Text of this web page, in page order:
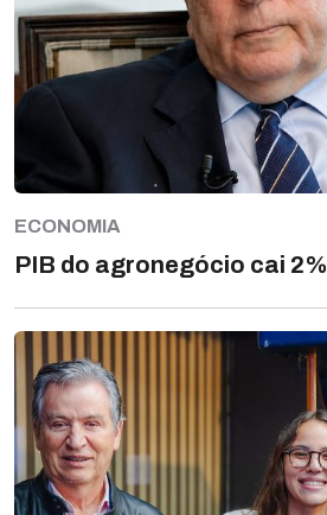
ECONOMIA
PIB do agronegócio cai 2%